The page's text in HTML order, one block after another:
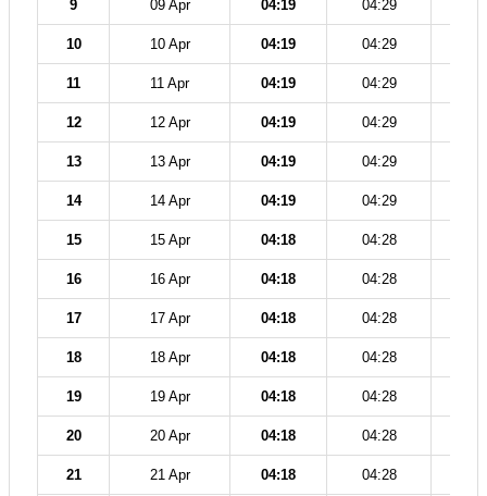
9 09 Apr 04:19 04:29
10 10 Apr 04:19 04:29
11 11 Apr 04:19 04:29
12 12 Apr 04:19 04:29
13 13 Apr 04:19 04:29
14 14 Apr 04:19 04:29
15 15 Apr 04:18 04:28
16 16 Apr 04:18 04:28
17 17 Apr 04:18 04:28
18 18 Apr 04:18 04:28
19 19 Apr 04:18 04:28
20 20 Apr 04:18 04:28
21 21 Apr 04:18 04:28